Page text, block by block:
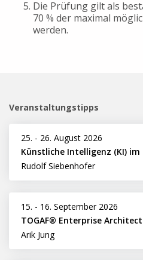
Die Prüfung gilt als
70 % der maximal
werden.
Veranstaltungstipps
25. - 26. August 2026
Rudolf Siebenhofer
15. - 16. September 2026
TOGAF® Enterprise
Arik Jung